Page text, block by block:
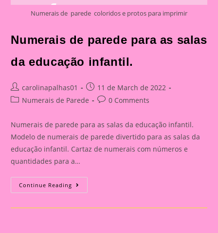
Numerais de parede coloridos e protos para imprimir
Numerais de parede para as salas
da educação infantil.
Post
author:
carolinapalhas01
Post
published:
11 de March de 2022
PostNumerais de Parede
Post0 Comments
Numerais de parede para as salas da educação infantil.
Modelo de numerais de parede divertido para as salas da
educação infantil. Cartaz de numerais com números e
quantidades para a…
Continue Reading Numerais
De
Para